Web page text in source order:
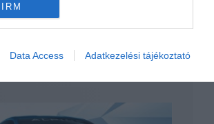
Data Access Adatkezelési tájékoztató
modellen is dolgozik az